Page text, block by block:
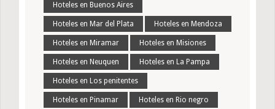
Hoteles en Buenos Aires
Hoteles en Mar del Plata Hoteles en Mendoza
Hoteles en Miramar Hoteles en Misiones
Hoteles en Neuquen Hoteles en La Pampa
Hoteles en Los penitentes
Hoteles en Pinamar Hoteles en Rio negro